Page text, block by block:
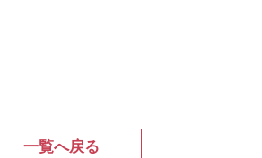
一覧へ戻る